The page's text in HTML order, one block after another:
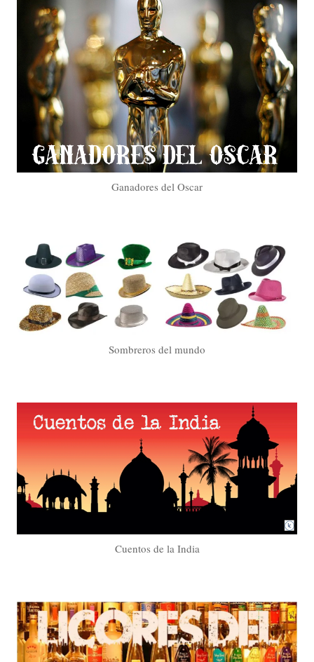
Ganadores del Oscar
Sombreros del mundo
Cuentos de la India